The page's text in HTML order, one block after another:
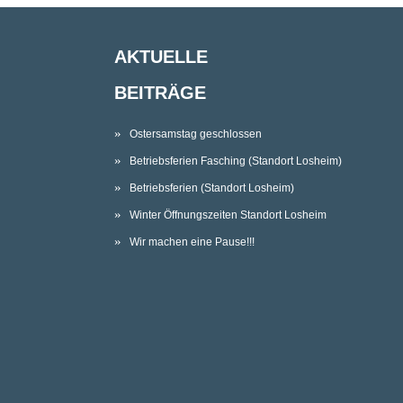
AKTUELLE
BEITRÄGE
Ostersamstag geschlossen
Betriebsferien Fasching (Standort Losheim)
Betriebsferien (Standort Losheim)
Winter Öffnungszeiten Standort Losheim
Wir machen eine Pause!!!